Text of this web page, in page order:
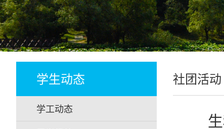
学生动态
学工动态
社团活动